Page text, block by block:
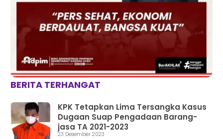
BERITA TERHANGAT
KPK Tetapkan Lima Tersangka Kasus
Dugaan Suap Pengadaan Barang-
jasa TA 2021-2023
23 Desember 2023